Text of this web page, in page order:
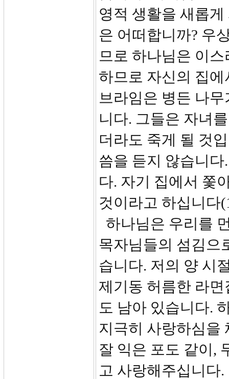
영적 생활을 새롭
은 어떠합니까? 우
므로 하나님은 이
하므로 자신의 집
브라임은 병든 나
니다. 그들은 자녀
더라도 죽게 될 것
씀을 듣지 않습니
다. 자기 집에서 쫓
것이라고 하십니다
하나님은 우리를
목자님들의 섬김으
습니다. 저의 양 시
제기동 허름한 라
도 남아 있습니다.
지극히 사랑하심을
잘 익은 포도 같이,
고 사랑해주십니다